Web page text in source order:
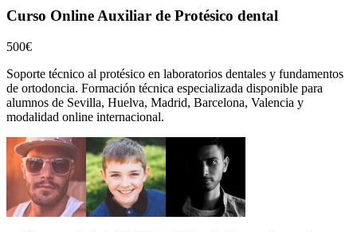
Curso Online Auxiliar de Protésico dental
500€
Soporte técnico al protésico en laboratorios dentales y fundamentos
de ortodoncia. Formación técnica especializada disponible para
alumnos de Sevilla, Huelva, Madrid, Barcelona, Valencia y
modalidad online internacional.